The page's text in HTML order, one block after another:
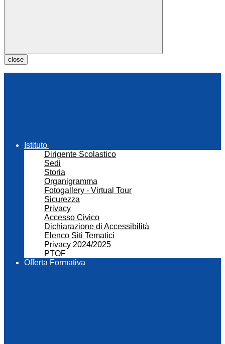
close
Istituto
Dirigente Scolastico
Sedi
Storia
Organigramma
Fotogallery - Virtual Tour
Sicurezza
Privacy
Accesso Civico
Dichiarazione di Accessibilità
Elenco Siti Tematici
Privacy 2024/2025
PTOF
Offerta Formativa